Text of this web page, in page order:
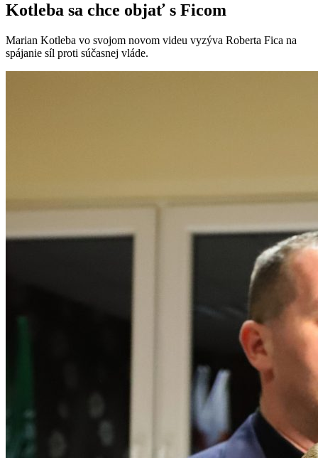
Kotleba sa chce objať s Ficom
Marian Kotleba vo svojom novom videu vyzýva Roberta Fica na
spájanie síl proti súčasnej vláde.